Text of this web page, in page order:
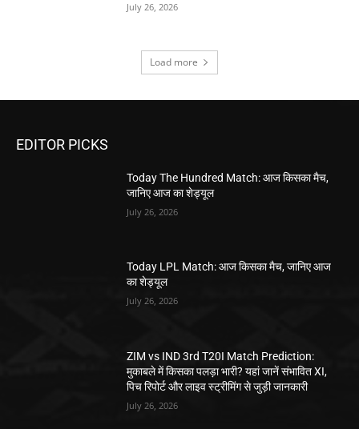
July 26, 2026
Load more
EDITOR PICKS
Today The Hundred Match: आज किसका मैच,
जानिए आज का शेड्यूल
July 26, 2026
Today LPL Match: आज किसका मैच, जानिए आज
का शेड्यूल
July 26, 2026
ZIM vs IND 3rd T20I Match Prediction:
मुकाबले में किसका पलड़ा भारी? यहां जानें संभावित XI,
पिच रिपोर्ट और लाइव स्ट्रीमिंग से जुड़ी जानकारी
July 26, 2026